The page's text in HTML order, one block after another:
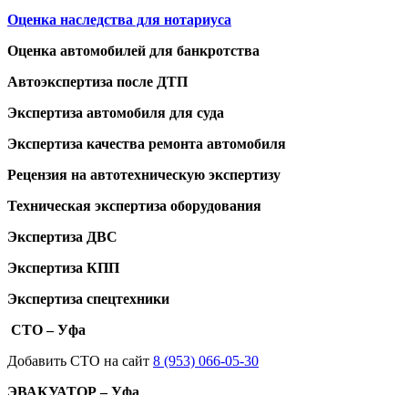
Оценка наследства для нотариуса
Оценка автомобилей для банкротства
Автоэкспертиза после ДТП
Экспертиза автомобиля для суда
Экспертиза качества ремонта автомобиля
Рецензия на автотехническую экспертизу
Техническая экспертиза оборудования
Экспертиза ДВС
Экспертиза КПП
Экспертиза спецтехники
СТО – Уфа
Добавить СТО на сайт 8 (953) 066-05-30
ЭВАКУАТОР – Уфа